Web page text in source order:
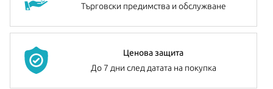
Търговски предимства и обслужване
Ценова защита
До 7 дни след датата на покупка